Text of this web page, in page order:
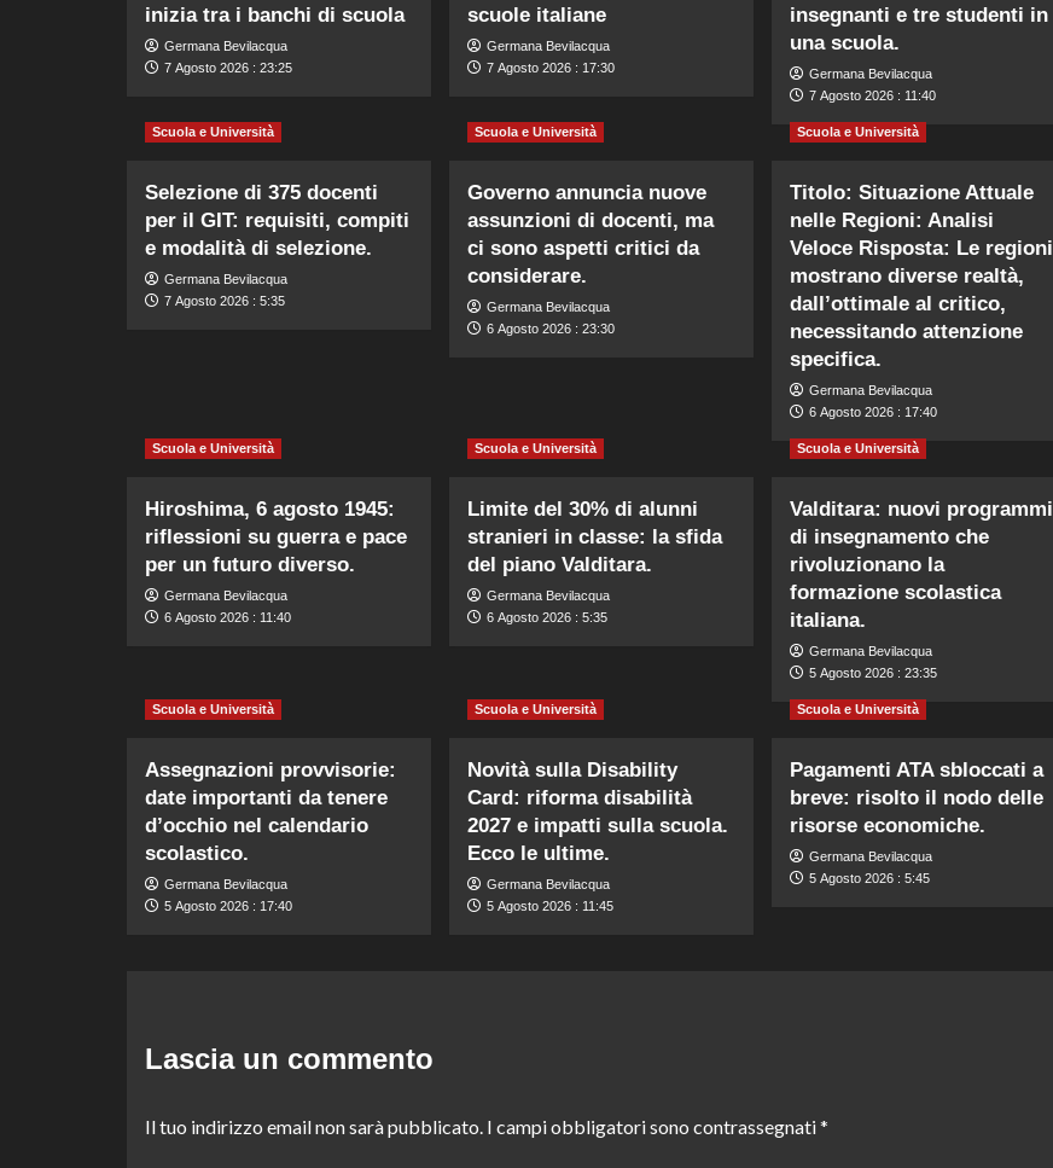
inizia tra i banchi di scuola
Germana Bevilacqua
7 Agosto 2026 : 23:25
scuole italiane
Germana Bevilacqua
7 Agosto 2026 : 17:30
insegnanti e tre studenti in
una scuola.
Germana Bevilacqua
7 Agosto 2026 : 11:40
Scuola e Università
Selezione di 375 docenti
per il GIT: requisiti, compiti
e modalità di selezione.
Germana Bevilacqua
7 Agosto 2026 : 5:35
Scuola e Università
Governo annuncia nuove
assunzioni di docenti, ma
ci sono aspetti critici da
considerare.
Germana Bevilacqua
6 Agosto 2026 : 23:30
Scuola e Università
Titolo: Situazione Attuale
nelle Regioni: Analisi
Veloce Risposta: Le regioni
mostrano diverse realtà,
dall’ottimale al critico,
necessitando attenzione
specifica.
Germana Bevilacqua
6 Agosto 2026 : 17:40
Scuola e Università
Hiroshima, 6 agosto 1945:
riflessioni su guerra e pace
per un futuro diverso.
Germana Bevilacqua
6 Agosto 2026 : 11:40
Scuola e Università
Limite del 30% di alunni
stranieri in classe: la sfida
del piano Valditara.
Germana Bevilacqua
6 Agosto 2026 : 5:35
Scuola e Università
Valditara: nuovi programmi
di insegnamento che
rivoluzionano la
formazione scolastica
italiana.
Germana Bevilacqua
5 Agosto 2026 : 23:35
Scuola e Università
Assegnazioni provvisorie:
date importanti da tenere
d’occhio nel calendario
scolastico.
Germana Bevilacqua
5 Agosto 2026 : 17:40
Scuola e Università
Novità sulla Disability
Card: riforma disabilità
2027 e impatti sulla scuola.
Ecco le ultime.
Germana Bevilacqua
5 Agosto 2026 : 11:45
Scuola e Università
Pagamenti ATA sbloccati a
breve: risolto il nodo delle
risorse economiche.
Germana Bevilacqua
5 Agosto 2026 : 5:45
Lascia un commento
Il tuo indirizzo email non sarà pubblicato. I campi obbligatori sono contrassegnati*